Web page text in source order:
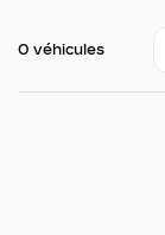
0 véhicules